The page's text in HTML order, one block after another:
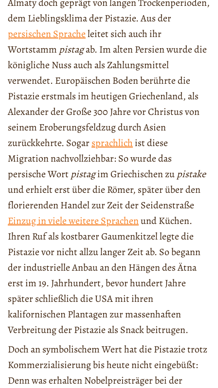
Almaty doch geprägt von langen Trockenperioden,
dem Lieblingsklima der Pistazie. Aus der
persischen Spracheleitet sich auch ihr
Wortstamm pistagab. Im alten Persien wurde die
königliche Nuss auch als Zahlungsmittel
verwendet. Europäischen Boden berührte die
Pistazie erstmals im heutigen Griechenland, als
Alexander der Große 300 Jahre vor Christus von
seinem Eroberungsfeldzug durch Asien
zurückkehrte. Sogarsprachlich ist diese
Migration nachvollziehbar: So wurde das
persische Wort pistagim Griechischen zu pistake
und erhielt erst über die Römer, später über den
florierenden Handel zur Zeit der Seidenstraße
Einzug in viele weitere Sprachenund Küchen.
Ihren Ruf als kostbarer Gaumenkitzel legte die
Pistazie vor nicht allzu langer Zeit ab. So begann
der industrielle Anbau an den Hängen des Ätna
erst im 19. Jahrhundert, bevor hundert Jahre
später schließlich die USA mit ihren
kalifornischen Plantagen zur massenhaften
Verbreitung der Pistazie als Snack beitrugen.
Doch an symbolischem Wert hat die Pistazie trotz
Kommerzialisierung bis heute nicht eingebüßt:
Denn was erhalten Nobelpreisträger bei der